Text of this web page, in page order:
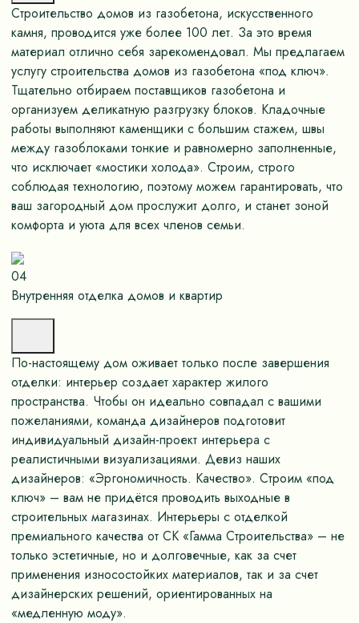
Строительство домов из газобетона, искусственного
камня, проводится уже более 100 лет. За это время
материал отлично себя зарекомендовал. Мы предлагаем
услугу строительства домов из газобетона «под ключ».
Тщательно отбираем поставщиков газобетона и
организуем деликатную разгрузку блоков. Кладочные
работы выполняют каменщики с большим стажем, швы
между газоблоками тонкие и равномерно заполненные,
что исключает «мостики холода». Строим, строго
соблюдая технологию, поэтому можем гарантировать, что
ваш загородный дом прослужит долго, и станет зоной
комфорта и уюта для всех членов семьи.
04
Внутренняя отделка домов и квартир
По-настоящему дом оживает только после завершения
отделки: интерьер создает характер жилого
пространства. Чтобы он идеально совпадал с вашими
пожеланиями, команда дизайнеров подготовит
индивидуальный дизайн-проект интерьера с
реалистичными визуализациями. Девиз наших
дизайнеров: «Эргономичность. Качество». Строим «под
ключ» – вам не придётся проводить выходные в
строительных магазинах. Интерьеры с отделкой
премиального качества от СК «Гамма Строительства» – не
только эстетичные, но и долговечные, как за счет
применения износостойких материалов, так и за счет
дизайнерских решений, ориентированных на
«медленную моду».